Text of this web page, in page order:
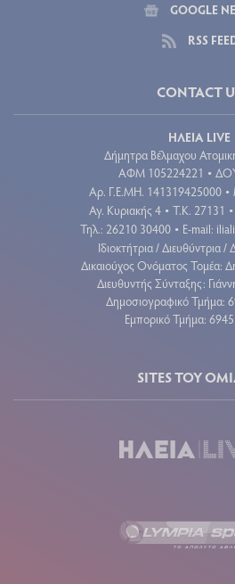
GOOGLE
RSS
CONTACT
ΗΛΕΙΑ LIVE
Δήμητρα Βέλμαχου
ΑΦΜ 105224221 •
Aρ. Γ.Ε.ΜΗ. 141319425000 •
Αγ. Κυριακής 4 • Τ.Κ. 27131 •
Τηλ.: 26210 30400 • E-mail:
Ιδιοκτήτρια / Διευθύντρια /
Δικαιούχος Ονόματος Τομέα:
Διευθυντής Σύνταξης:
Δημοσιογραφικό Τμήμα:
Εμπορικό Τμήμα:
SITES ΤΟΥ